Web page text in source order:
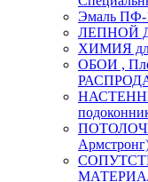
Эмаль ПФ-
ЛЕПНОЙ
ХИМИЯ
ОБОИ ,